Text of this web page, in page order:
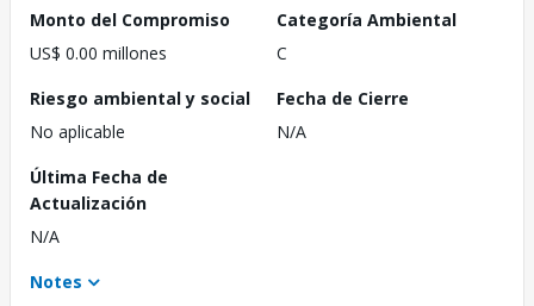
Monto del Compromiso
US$ 0.00 millones
Categoría Ambiental
C
Riesgo ambiental y social
No aplicable
Fecha de Cierre
N/A
Última Fecha de
Actualización
N/A
Notes